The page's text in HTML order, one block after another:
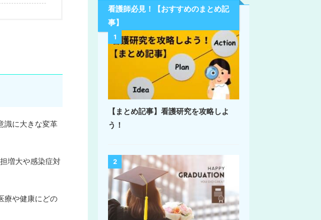
識に大きな変革
増大や感染症対
療や健康にどの
看護師必見！【おすすめのまとめ記
事】
1
【まとめ記事】看護研究を攻略しよ
う！
2